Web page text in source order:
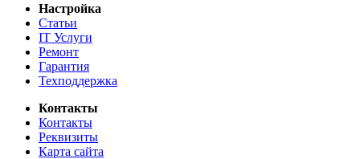
Настройка
Статьи
IT Услуги
Ремонт
Гарантия
Техподдержка
Контакты
Контакты
Реквизиты
Карта сайта